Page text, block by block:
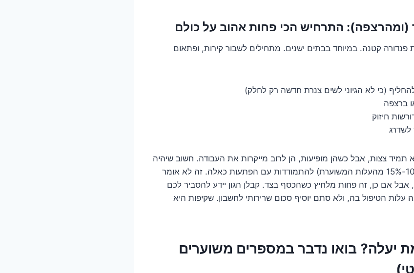
פנדורה קטנה. במיוחד בבתים ישנים. מתחילים לשבור קירות, ופתאום
(כי לא הגיוני לשים צנרת חדשה רק לחלק)
ברצפה
חיזוק
לשדרג
תמיד צצות, אבל כשהן מופיעות, הן לרוב מייקרות את העבודה. חשוב שיהיה
לכם "בפר" תקציבי קטן (10%-15% מהעלות המשוערת) להתמודדות עם הפתעות כאלה. זה לא אומר
אם כן, זה פחות מלחיץ כשהכסף בצד. קבלן הגון יידע להסביר לכם
הטיפול בה, ולא סתם יוסיף סכום שרירותי לחשבון. שקיפות היא
יעלה? בואו נדבר במספרים משוערים